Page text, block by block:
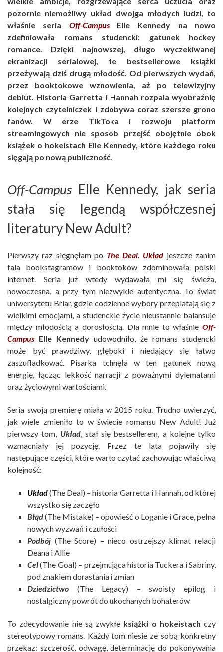
pozornie niemożliwy układ dwojga młodych ludzi, to
właśnie seria Off-Campus Elle Kennedy na nowo
zdefiniowała romans studencki: gatunek hockey
romance . Dzięki najnowszej, długo wyczekiwanej
ekranizacji serialowej , te bestsellerowe książki
przeżywają dziś drugą młodość. Od pierwszych wydań,
przez booktokowe wznowienia, aż po telewizyjny
debiut. Historia Garretta i Hannah rozpala wyobraźnię
kolejnych czytelniczek i zdobywa coraz szersze grono
fanów. W erze TikToka i rozwoju platform
streamingowych nie sposób przejść obojętnie obok
książek o hokeistach Elle Kennedy, które każdego roku
sięgają po nową publiczność.
Off-Campus Elle Kennedy, jak seria
stała się legendą współczesnej
literatury New Adult?
Pierwszy raz sięgnęłam po The Deal. Układ jeszcze zanim
fala bookstagramów i booktoków zdominowała polski
internet. Seria już wtedy wydawała mi się świeża,
nowoczesna, a przy tym niezwykle autentyczna. To świat
uniwersytetu Briar, gdzie codzienne wybory przeplatają się z
wielkimi emocjami, a studenckie życie nieustannie balansuje
między młodością a dorosłością. Dla mnie to właśnie Off-
Campus Elle Kennedy udowodniło, że romans studencki
może być prawdziwy, głęboki i niedający się łatwo
zaszufladkować. Pisarka tchnęła w ten gatunek nową
energię, łącząc lekkość narracji z poważnymi dylematami
oraz życiowymi wartościami.
Seria swoją premierę miała w 2015 roku. Trudno uwierzyć,
jak wiele zmieniło to w świecie romansu New Adult! Już
pierwszy tom, Układ, stał się bestsellerem, a kolejne tylko
wzmacniały jej pozycję. Przez te lata pojawiły się
następujące części, które warto czytać zachowując właściwą
kolejność:
Układ(The Deal) – historia Garretta i Hannah, od której
wszystko się zaczęło
Błąd(The Mistake) – opowieść o Loganie i Grace, pełna
nowych wyzwań i czułości
Podbój (The Score) – nieco ostrzejszy klimat relacji
Deana i Allie
Cel(The Goal) – przejmująca historia Tuckera i Sabriny,
pod znakiem dorastania i zmian
Dziedzictwo
(The Legacy) – swoisty epilog i
nostalgiczny powrót do ukochanych bohaterów
To zdecydowanie nie są zwykłe książki o hokeistach czy
stereotypowy romans. Każdy tom niesie ze sobą konkretny
przekaz: szczerość, odwagę, determinację do pokonywania